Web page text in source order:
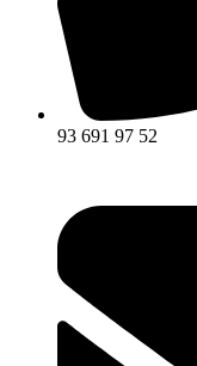
93 691 97 52